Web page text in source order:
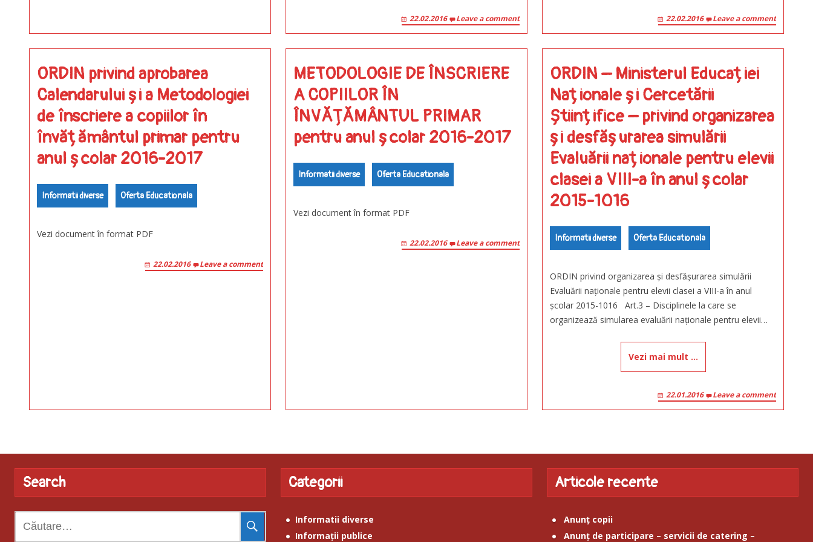
22.02.2016 Leave a comment 22.02.2016 Leave a comment
ORDIN privind aprobarea
Calendarului și a Metodologiei
de înscriere a copiilor în
învățământul primar pentru
anul școlar 2016-2017
Informatii diverse Oferta Educationala
Vezi document în format PDF
22.02.2016 Leave a comment
METODOLOGIE DE ÎNSCRIERE
A COPIILOR ÎN
ÎNVĂȚĂMÂNTUL PRIMAR
pentru anul școlar 2016-2017
Informatii diverse Oferta Educationala
Vezi document în format PDF
22.02.2016 Leave a comment
ORDIN – Ministerul Educației
Naționale și Cercetării
Științifice – privind organizarea
și desfășurarea simulării
Evaluării naționale pentru elevii
clasei a VIII-a în anul școlar
2015-1016
Informatii diverse Oferta Educationala
ORDIN privind organizarea și desfășurarea simulării
Evaluării naționale pentru elevii clasei a VIII-a în anul
școlar 2015-1016 Art.3 – Disciplinele la care se
organizează simularea evaluării naționale pentru elevii…
Vezi mai mult …
22.01.2016 Leave a comment
Search
Caută
Categorii
Informatii diverse
Informații publice
Articole recente
Anunț copii
Anunț de participare – servicii de catering –